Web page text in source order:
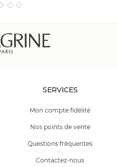
SERVICES
Mon compte fidélité
Nos points de vente
Questions fréquentes
Contactez-nous